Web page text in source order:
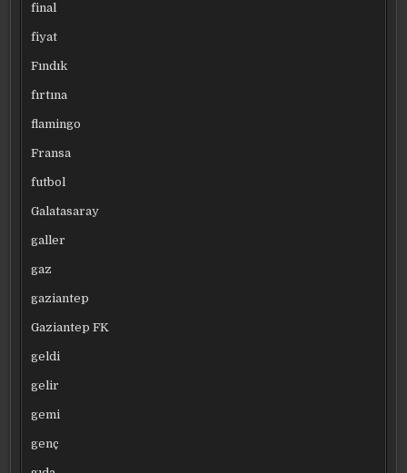
final
fiyat
Fındık
fırtına
flamingo
Fransa
futbol
Galatasaray
galler
gaz
gaziantep
Gaziantep FK
geldi
gelir
gemi
genç